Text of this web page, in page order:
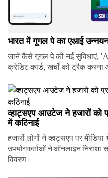
भारत में गूगल पे का एआई उन्नयन
जानें कैसे गूगल पे की नई सुविधाएं,
क्रेडिट कार्ड, खर्चों को ट्रैक करना
व्हाट्सएप आउटेज ने हजारों को
में कठिनाई
हजारों लोगों ने व्हाट्सएप पर
उपयोगकर्ताओं ने ऑनलाइन
विवरण।